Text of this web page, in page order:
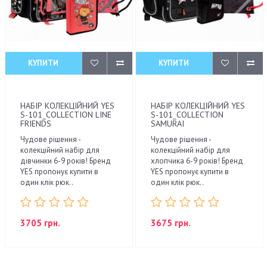
КУПИТИ
НАБІР КОЛЕКЦІЙНИЙ YES
S-101_COLLECTION LINE
FRIENDS
Чудове рішення -
колекційний набір для
дівчинки 6-9 років! Бренд
YES пропонує купити в
один клік рюк..
3705 грн.
КУПИТИ
НАБІР КОЛЕКЦІЙНИЙ YES
S-101_COLLECTION
SAMURAI
Чудове рішення -
колекційний набір для
хлопчика 6-9 років! Бренд
YES пропонує купити в
один клік рюк..
3675 грн.